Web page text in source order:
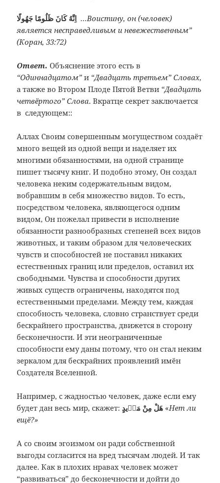
اِنَّهُ كَانَ ظَلُومًا جَهُولًا…Воистину, он (человек)
является несправедливым и невежественным”
(Коран, 33:72)
Ответ. Объяснение этого есть в
“Одиннадцатом” и “Двадцать третьем” Словах,
а также во Втором Плоде Пятой Ветви “Двадцать
четвёртого” Слова. Вкратце секрет заключается
в следующем::
Аллах Своим совершенным могуществом создаёт
много вещей из одной вещи и наделяет их
многими обязанностями, на одной странице
пишет тысячу книг. И подобно этому, Он создал
человека неким содержательным видом,
вобравшим в себя множество видов. То есть,
посредством человека, являющегося одним
видом, Он пожелал привести в исполнение
обязанности разнообразных степеней всех видов
животных, и таким образом для человеческих
чувств и способностей не поставил никаких
естественных границ или пределов, оставил их
свободными. Чувства и способности других
живых существ ограничены, находятся под
естественными пределами. Между тем, каждая
способность человека, словно странствует среди
бескрайнего пространства, движется в сторону
бесконечности. И эти неограниченные
способности ему даны потому, что он стал неким
зеркалом для бескрайних проявлений имён
Создателя Вселенной.
Например, с жадностью человек, даже если ему
будет дан весь мир, скажет: هَلْ مِنْ مَزٖيدٍ «Нет ли
ещё?»
А со своим эгоизмом он ради собственной
выгоды согласится на вред тысячам людей. И так
далее. Как в плохих нравах человек может
“развиваться” до бесконечности и дойти до